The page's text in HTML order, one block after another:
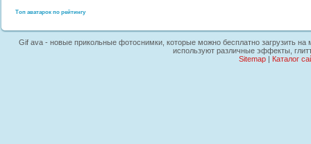
Топ аватарок по рейтингу
Gif ava - новые прикольные фотоснимки, которые можно бесплатно загрузить
используют различные эффекты,
Sitemap| Каталог